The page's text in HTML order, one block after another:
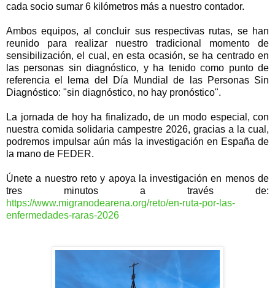
cada socio sumar 6 kilómetros más a nuestro contador.
Ambos equipos, al concluir sus respectivas rutas, se han
reunido para realizar nuestro tradicional momento de
sensibilización, el cual, en esta ocasión, se ha centrado en
las personas sin diagnóstico, y ha tenido como punto de
referencia el lema del Día Mundial de las Personas Sin
Diagnóstico: "sin diagnóstico, no hay pronóstico".
La jornada de hoy ha finalizado, de un modo especial, con
nuestra comida solidaria campestre 2026, gracias a la cual,
podremos impulsar aún más la investigación en España de
la mano de FEDER.
Únete a nuestro reto y apoya la investigación en menos de
https://www.migranodearena.org/reto/en-ruta-por-las-
enfermedades-raras-2026